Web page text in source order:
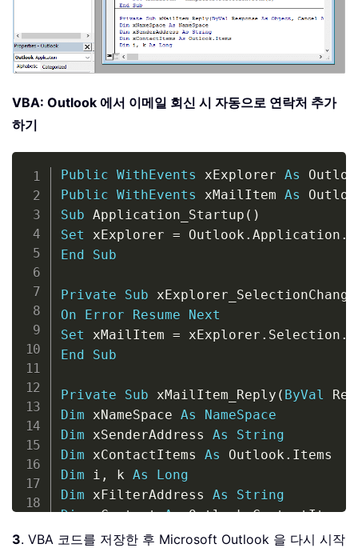
VBA: Outlook 에서 이메일 회신 시 자동으로 연락처 추가
하기
Public WithEvents xExplorer As
Public WithEvents xMailItem As
Sub Application_Startup ( )
Set xExplorer = Outlook . Application .
End
Sub
Private Sub xExplorer_SelectionChange
On
Error Resume
Next
Set xMailItem = xExplorer . Selection .
End
Sub
Private Sub xMailItem_Reply ( ByVal
Dim xNameSpace As
NameSpace
Dim xSenderAddress As
String
Dim xContactItems As Outlook .
Dim i , k As
Long
Dim xFilterAddress As
String
Dim xContact As Outlook.
ContactItem
Dim xNewContact As Outlook.
Copy
3. VBA 코드를 저장한 후 Microsoft Outlook 을 다시 시작